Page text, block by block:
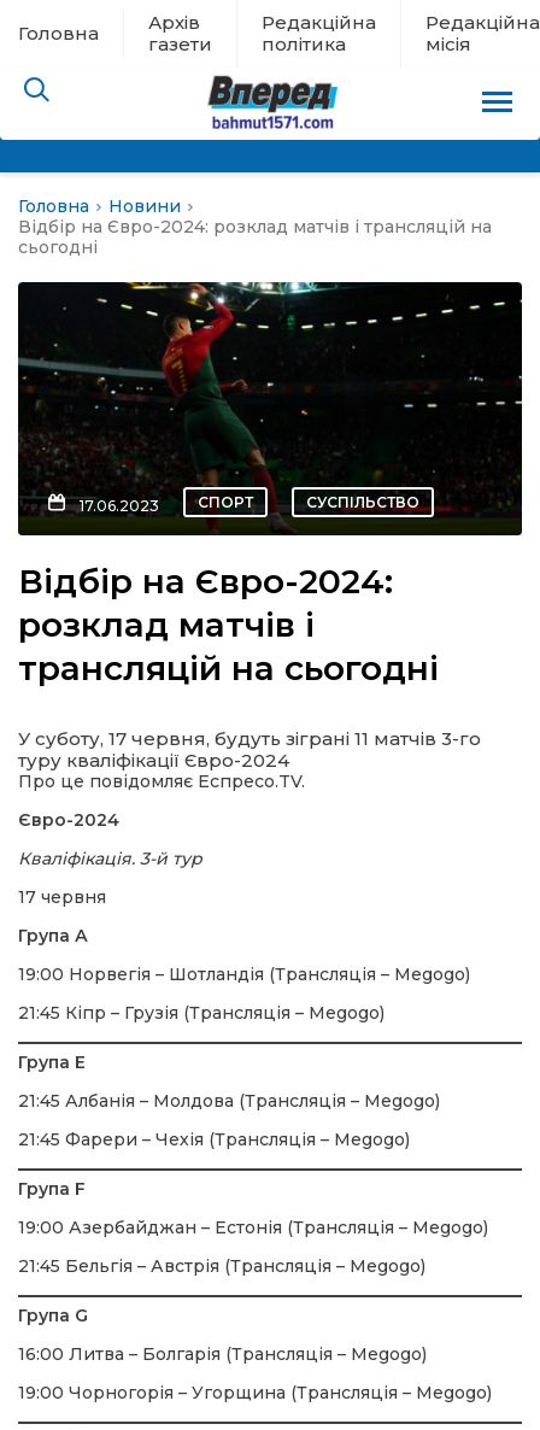
Головна
Архів
газети
Редакційна
політика
Редакційна
місія
евакуації
новини
політика
місія
Головна
Новини
Відбір на Євро-2024: розклад матчів і трансляцій на
сьогодні
17.06.2023 СПОРТ СУСПІЛЬСТВО
Відбір на Євро-2024:
розклад матчів і
трансляцій на сьогодні
У суботу, 17 червня, будуть зіграні 11 матчів 3-го
туру кваліфікації Євро-2024
Про це повідомляє Еспресо.TV.
Євро-2024
Кваліфікація. 3-й тур
17 червня
Група А
19:00 Норвегія – Шотландія (Трансляція – Megogo)
21:45 Кіпр – Грузія (Трансляція – Megogo)
Група Е
21:45 Албанія – Молдова (Трансляція – Megogo)
21:45 Фарери – Чехія (Трансляція – Megogo)
Група F
19:00 Азербайджан – Естонія (Трансляція – Megogo)
21:45 Бельгія – Австрія (Трансляція – Megogo)
Група G
16:00 Литва – Болгарія (Трансляція – Megogo)
19:00 Чорногорія – Угорщина (Трансляція – Megogo)